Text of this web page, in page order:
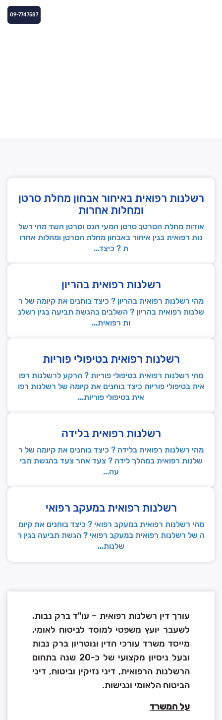
09-7747587
רשלנות רפואית באיחור אבחון מחלת סרטן
ומחלות אחרות
אודות מחלת הסרטן: סרטן המעי הגס וסרטן השד מהי רשל
נות רפואית בגין איחור באבחון מחלת הסרטן ומחלות אחרו
ת ? כיצד...
רשלנות רפואית בהריון
מהי רשלנות רפואית בהריון ? כיצד בוחנים את קיומה של ר
שלנות רפואית בהריון ? השלבים בהגשת תביעה בגין רשלנ
ות רפואית...
רשלנות רפואית בטיפולי פוריות
מהי רשלנות רפואית בטיפולי פוריות ? הרקע לרשלנות רפו
אית בטיפולי פוריות כיצד בוחנים את קיומה של רשלנות רפו
אית בטיפולי פוריות...
רשלנות רפואית בלידה
מהי רשלנות רפואית בלידה ? כיצד בוחנים את קיומה של ר
שלנות רפואית במהלך לידה ? צעד אחר צעד בהגשת תבי
עה...
רשלנות רפואית במעקב רפואי
מהי רשלנות רפואית במעקב רפואי ? כיצד בוחנים את קיומ
ה של רשלנות רפואית במעקב רפואי ? הגשת תביעה בגין ר
שלנות...
עורך דין רשלנות רפואית – עו"ד ברק נבות,
לשעבר יועץ משפטי למוסד לביטוח לאומי,
מייסד משרד עורכי הדין ונוטריון ברק נבות
ובעל ניסיון מקצועי של כ-20 שנה בתחום
הרשלנות הרפואית, דיני נזיקין וביטוח, דיני
הביטוח הלאומי ונגישות.
על המשרד